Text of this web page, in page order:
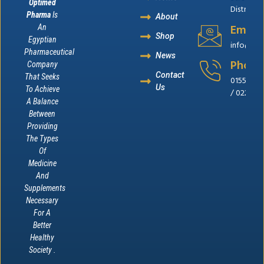
Optimed
PharmaIs
An
Egyptian
Pharmaceutical
Company
That Seeks
To Achieve
A Balance
Between
Providing
The Types
Of
Medicine
And
Supplements
Necessary
For A
Better
Healthy
Society .
About
Shop
News
Contact
Us
District,
Email
Phone
/